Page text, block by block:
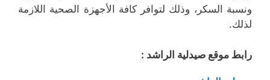
ونسبة السكر، وذلك لتوافر كافة الأجهزة الصحية اللازمة
لذلك.
رابط موقع صيدلية الراشد :